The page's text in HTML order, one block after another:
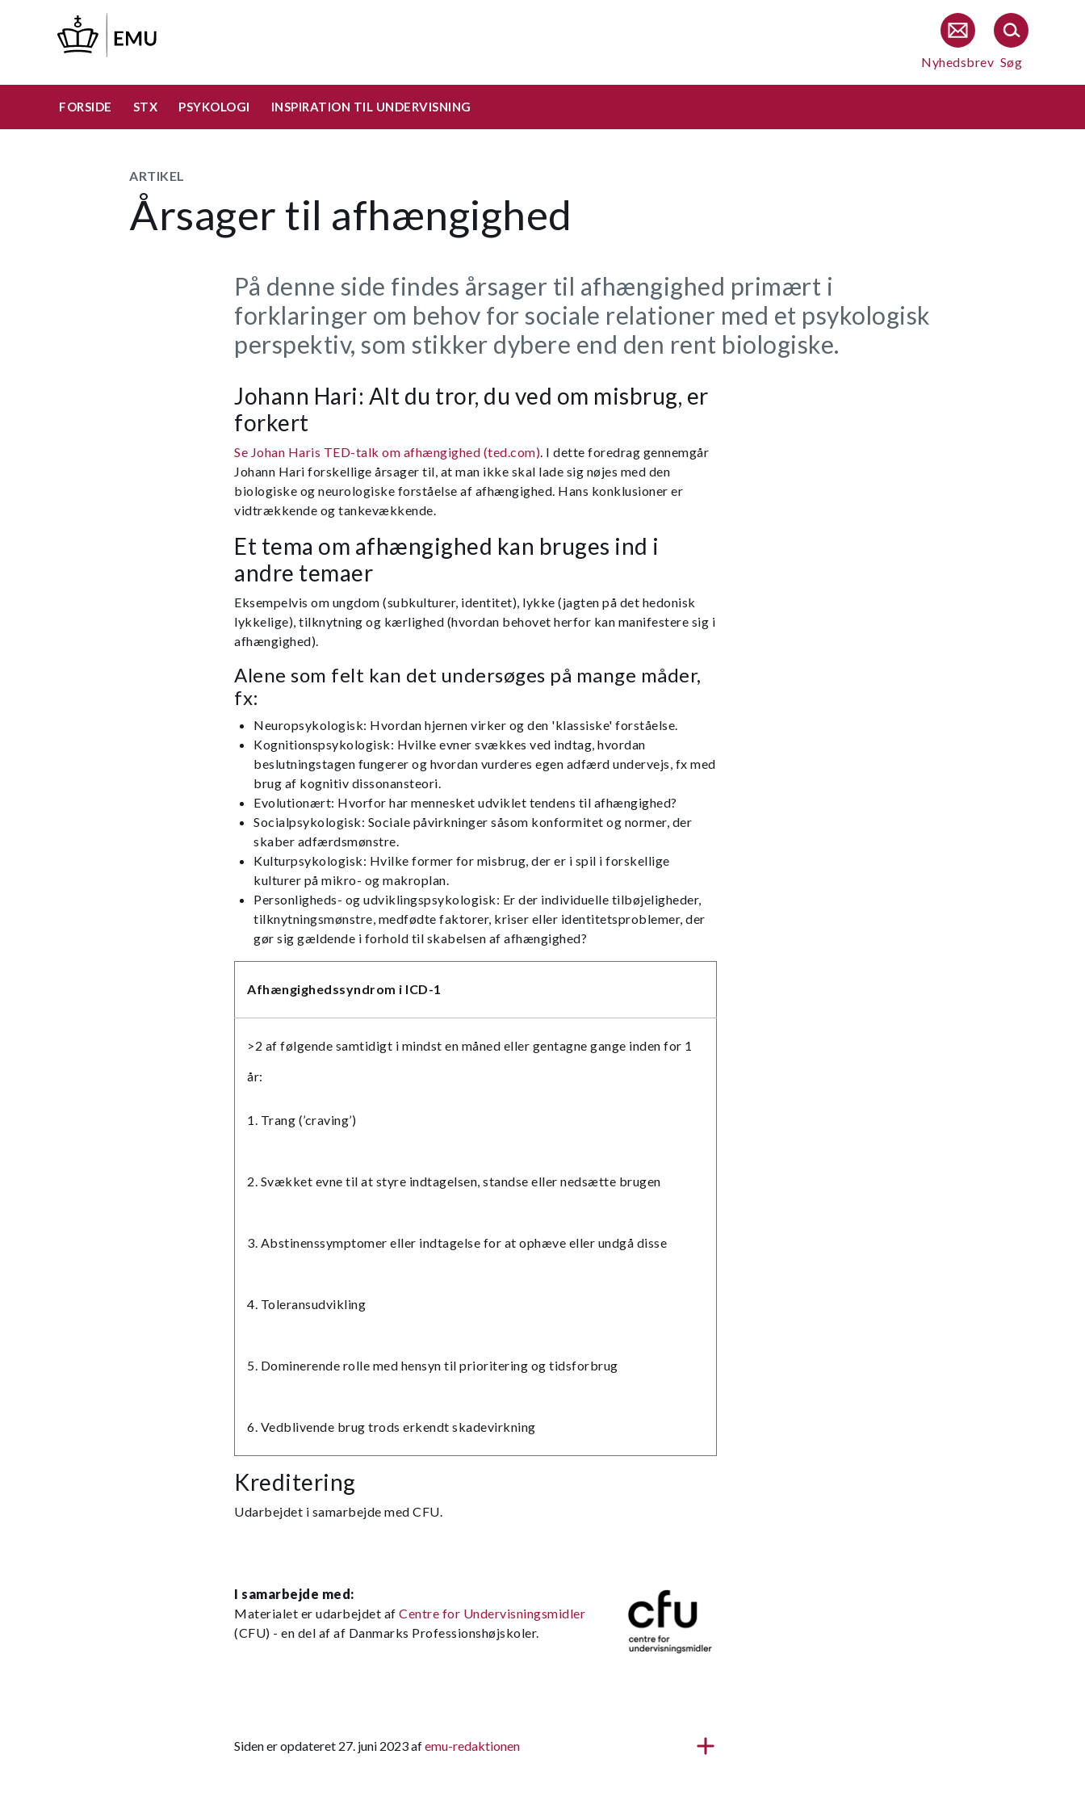
hovedindhold
Nyhedsbrev Søg
FORSIDE STX PSYKOLOGI INSPIRATION TIL UNDERVISNING
ARTIKEL
Årsager til afhængighed
På denne side findes årsager til afhængighed primært i
forklaringer om behov for sociale relationer med et psykologisk
perspektiv, som stikker dybere end den rent biologiske.
Johann Hari: Alt du tror, du ved om misbrug, er
forkert
Se Johan Haris TED-talk om afhængighed (ted.com). I dette foredrag gennemgår
Johann Hari forskellige årsager til, at man ikke skal lade sig nøjes med den
biologiske og neurologiske forståelse af afhængighed. Hans konklusioner er
vidtrækkende og tankevækkende.
Et tema om afhængighed kan bruges ind i
andre temaer
Eksempelvis om ungdom (subkulturer, identitet), lykke (jagten på det hedonisk
lykkelige), tilknytning og kærlighed (hvordan behovet herfor kan manifestere sig i
afhængighed).
Alene som felt kan det undersøges på mange måder,
fx:
Neuropsykologisk: Hvordan hjernen virker og den 'klassiske' forståelse.
Kognitionspsykologisk: Hvilke evner svækkes ved indtag, hvordan
beslutningstagen fungerer og hvordan vurderes egen adfærd undervejs, fx med
brug af kognitiv dissonansteori.
Evolutionært: Hvorfor har mennesket udviklet tendens til afhængighed?
Socialpsykologisk: Sociale påvirkninger såsom konformitet og normer, der
skaber adfærdsmønstre.
Kulturpsykologisk: Hvilke former for misbrug, der er i spil i forskellige
kulturer på mikro- og makroplan.
Personligheds- og udviklingspsykologisk: Er der individuelle tilbøjeligheder,
tilknytningsmønstre, medfødte faktorer, kriser eller identitetsproblemer, der
gør sig gældende i forhold til skabelsen af afhængighed?
Afhængighedssyndrom i ICD-1
>2 af følgende samtidigt i mindst en måned eller gentagne gange inden for 1
år:
1. Trang (’craving’)
2. Svækket evne til at styre indtagelsen, standse eller nedsætte brugen
3. Abstinenssymptomer eller indtagelse for at ophæve eller undgå disse
4. Toleransudvikling
5. Dominerende rolle med hensyn til prioritering og tidsforbrug
6. Vedblivende brug trods erkendt skadevirkning
Kreditering
Udarbejdet i samarbejde med CFU.
I samarbejde med:
Materialet er udarbejdet af Centre for Undervisningsmidler
(CFU) - en del af af Danmarks Professionshøjskoler.
Siden er opdateret 27. juni 2023 afemu-redaktionen